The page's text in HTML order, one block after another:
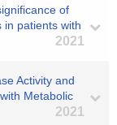
of
in patients with
2021
Activity and
Metabolic
2021